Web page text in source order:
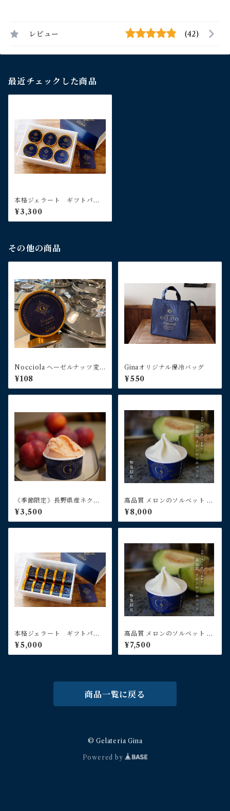
レビュー (42)
最近チェックした商品
本格ジェラート ギフトパッ
ク ６個入り
¥3,300
その他の商品
Nocciola ヘーゼルナッツ変
更キー
¥108
Ginaオリジナル保冷バッグ
¥550
《季節限定》長野県産ネクタ
リンのソルベット6個入り
¥3,500
高品質 メロンのソルベット 12
個入り
¥8,000
本格ジェラート ギフトパッ
ク 10個入り
¥5,000
高品質 メロンのソルベット 10
個入り
¥7,500
商品一覧に戻る
© Gelateria Gina
Powered by